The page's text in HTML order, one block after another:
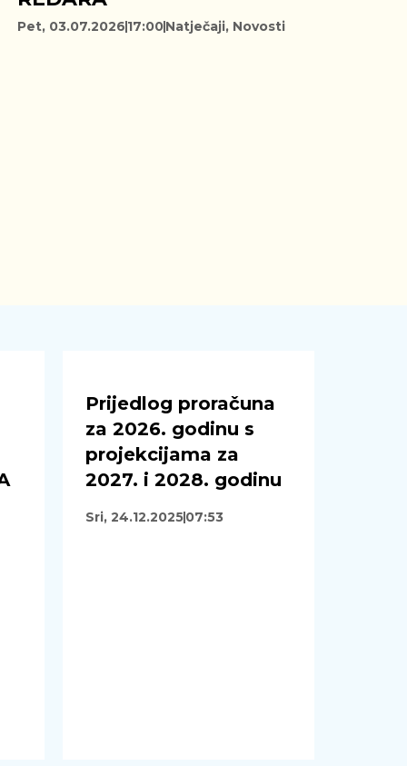
Pet, 03.07.2026 17:00Natječaji, Novosti
Prijedlog proračuna
za 2026. godinu s
projekcijama za
2027. i 2028. godinu
Sri, 24.12.202507:53